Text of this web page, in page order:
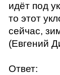
идёт под
то этот
сейчас,
(Евгений
Ответ: